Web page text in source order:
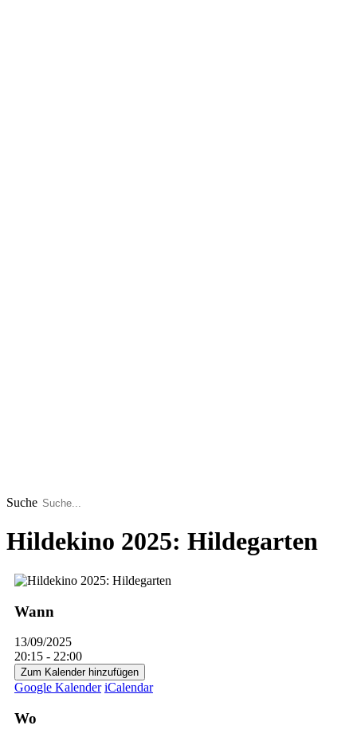
Suche
Hildekino 2025: Hildegarten
Wann
13/09/2025
20:15 - 22:00
Zum Kalender hinzufügen
Google Kalender iCalendar
Wo